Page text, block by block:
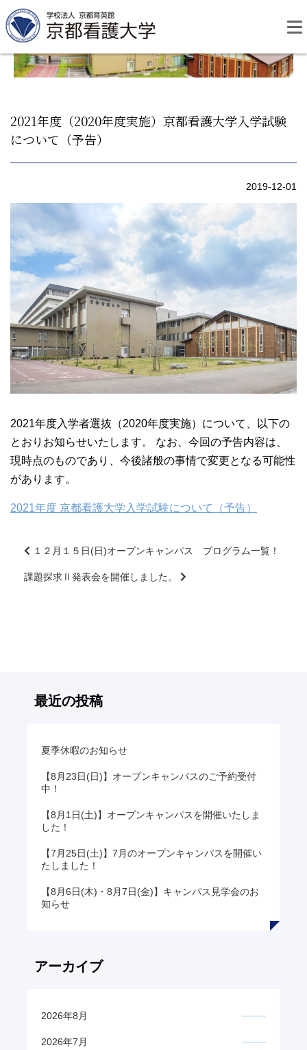
資料請求
看護学部・編入学
学校生活
大学院【博士前期課程】
大学院【博士後期課程】
看護の智協働開発センター
入試案内
to
2021年度（2020年度実施）京都看護大学入学試験
について（予告）
2019-12-01
2021年度入学者選抜（2020年度実施）について、以下の
とおりお知らせいたします。 なお、今回の予告内容は、
現時点のものであり、今後諸般の事情で変更となる可能性
があります。
2021年度 京都看護大学入学試験について（予告）
前
１２月１５日(日)オープンキャンパス プログラム一覧！
課題探求Ⅱ発表会を開催しました。
最近の投稿
夏季休暇のお知らせ
【8月23日(日)】オープンキャンパスのご予約受付
中！
【8月1日(土)】オープンキャンパスを開催いたしま
した！
【7月25日(土)】7月のオープンキャンパスを開催い
たしました！
【8月6日(木)・8月7日(金)】キャンパス見学会のお
知らせ
アーカイブ
2026年8月
2026年7月